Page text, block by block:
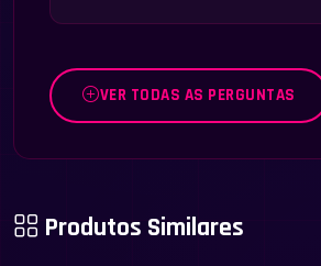
VER TODAS AS PERGUNTAS
Produtos Similares